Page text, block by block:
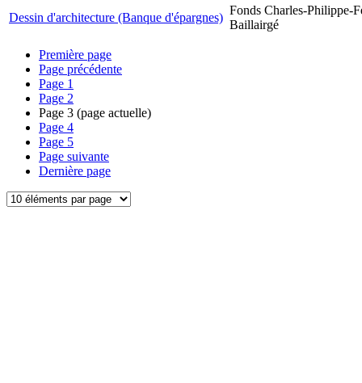
Dessin d'architecture (Banque d'épargnes)
Fonds Charles-Philippe-
Baillairgé
Première page
Page précédente
Page 1
Page 2
Page 3 (page actuelle)
Page 4
Page 5
Page suivante
Dernière page